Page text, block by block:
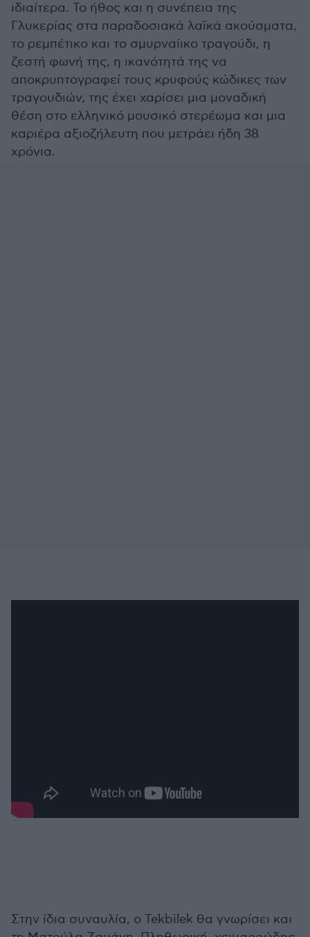
ιδιαίτερα. Το ήθος και η συνέπεια της
Γλυκερίας στα παραδοσιακά λαϊκά ακούσματα,
το ρεμπέτικο και το σμυρναίικο τραγούδι, η
ζεστή φωνή της, η ικανότητά της να
αποκρυπτογραφεί τους κρυφούς κώδικες των
τραγουδιών, της έχει χαρίσει μια μοναδική
θέση στο ελληνικό μουσικό στερέωμα και μια
καριέρα αξιοζήλευτη που μετράει ήδη 38
χρόνια.
Στην ίδια συναυλία, ο Tekbilek θα γνωρίσει και